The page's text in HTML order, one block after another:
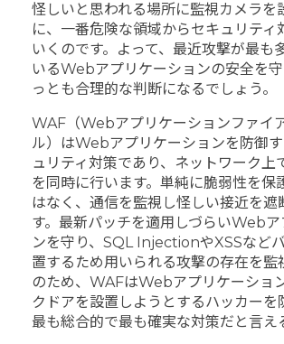
怪しいと思われる場所に監視カメラを
に、一番危険な領域からセキュリティ
いくのです。よって、最近攻撃が最も
いるWebアプリケーションの安全を
っとも合理的な判断になるでしょう。
WAF（Webアプリケーションファイ
ル）はWebアプリケーションを防御
ュリティ対策であり、ネットワーク上
を同時に行います。単純に脆弱性を保
はなく、通信を監視し怪しい接近を遮
す。最新パッチを適用しづらいWebア
ンを守り、SQL InjectionやXSSなど
置するため用いられる攻撃の存在を監
のため、WAFはWebアプリケーショ
クドアを設置しようとするハッカーを
最も総合的で最も確実な対策だと言え